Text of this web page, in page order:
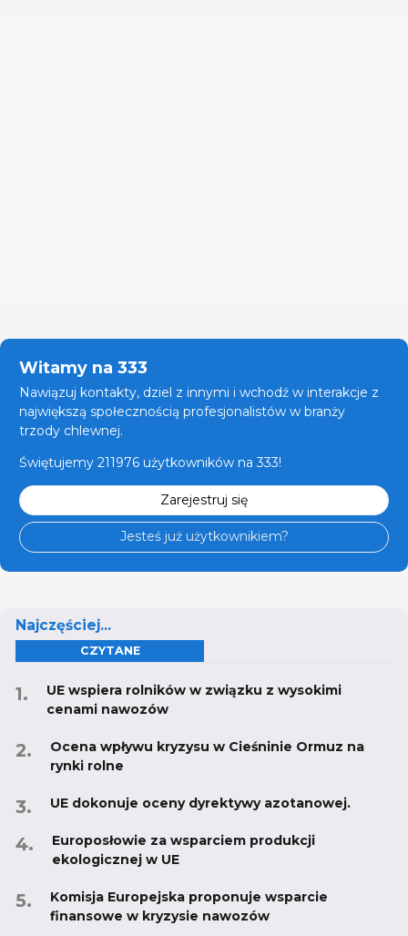
Witamy na 333
Nawiązuj kontakty, dziel z innymi i wchodź w interakcje z
największą społecznością profesjonalistów w branży
trzody chlewnej.
Świętujemy 211976 użytkowników na 333!
Zarejestruj się
Jesteś już użytkownikiem?
Najczęściej...
CZYTANE
UE wspiera rolników w związku z wysokimi
cenami nawozów
Ocena wpływu kryzysu w Cieśninie Ormuz na
rynki rolne
UE dokonuje oceny dyrektywy azotanowej.
Europosłowie za wsparciem produkcji
ekologicznej w UE
Komisja Europejska proponuje wsparcie
finansowe w kryzysie nawozów